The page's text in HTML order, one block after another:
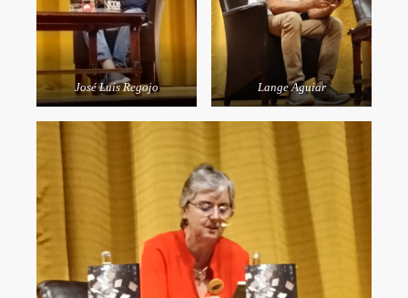
José Luis Regojo Lange Aguiar